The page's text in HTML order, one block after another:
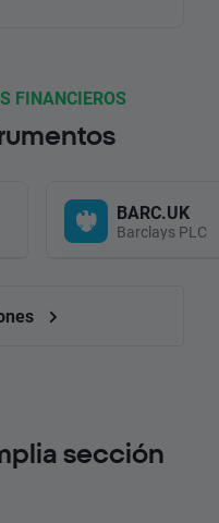
FINANCIEROS
BARC.UK
Barclays PLC
sección